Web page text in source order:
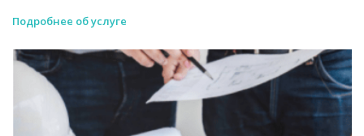
Подробнее об услуге